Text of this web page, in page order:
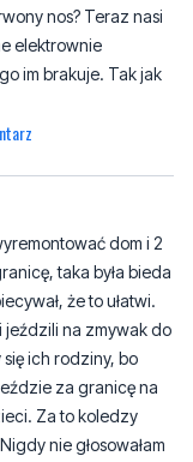
nos? Teraz nasi
elektrownie
im brakuje. Tak jak
dom i 2
taka była bieda
że to ułatwi.
jeździli na zmywak do
ich rodziny, bo
za granicę na
Za to koledzy
nie głosowałam